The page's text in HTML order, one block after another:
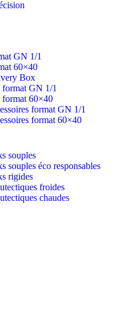
GN 1/1
60×40
Box
GN 1/1
60×40
format GN 1/1
format 60×40
souples
souples éco responsables
rigides
froides
chaudes